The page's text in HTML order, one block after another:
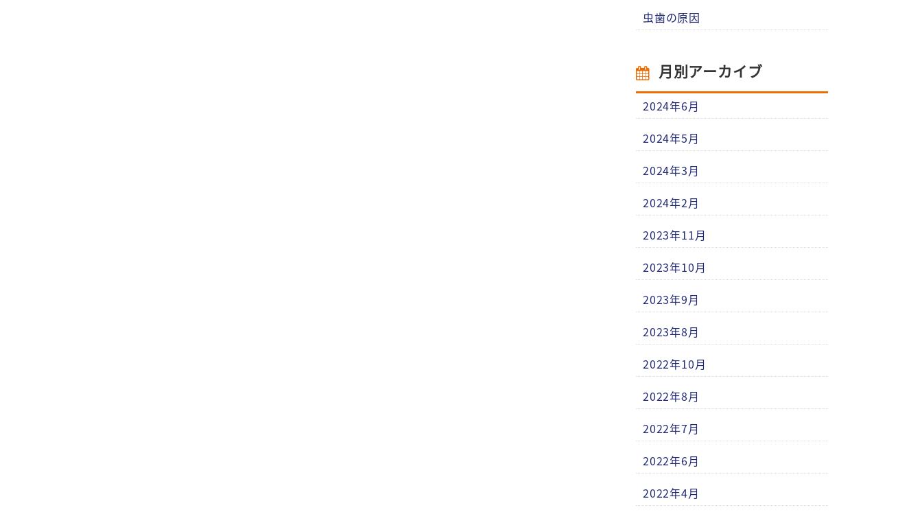
虫歯の原因
月別アーカイブ
2024年6月
2024年5月
2024年3月
2024年2月
2023年11月
2023年10月
2023年9月
2023年8月
2022年10月
2022年8月
2022年7月
2022年6月
2022年4月